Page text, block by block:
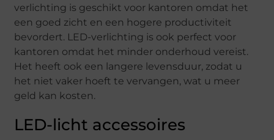
verlichting is geschikt voor kantoren omdat het
een goed zicht en een hogere productiviteit
bevordert. LED-verlichting is ook perfect voor
kantoren omdat het minder onderhoud vereist.
Het heeft ook een langere levensduur, zodat u
het niet vaker hoeft te vervangen, wat u meer
geld kan kosten.
LED-licht accessoires